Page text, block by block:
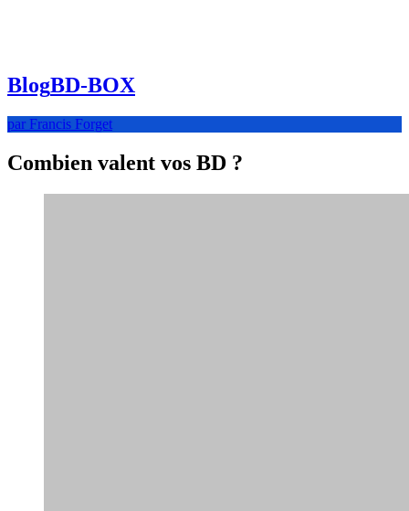
BlogBD-BOX
par Francis Forget
Combien valent vos BD ?